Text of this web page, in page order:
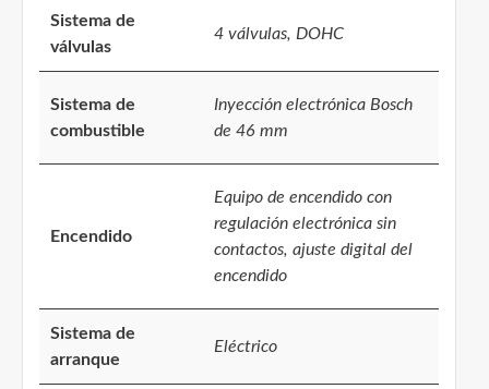
Sistema de
válvulas
4 válvulas, DOHC
Sistema de
combustible
Inyección electrónica Bosch
de 46 mm
Encendido
Equipo de encendido con
regulación electrónica sin
contactos, ajuste digital del
encendido
Sistema de
arranque
Eléctrico